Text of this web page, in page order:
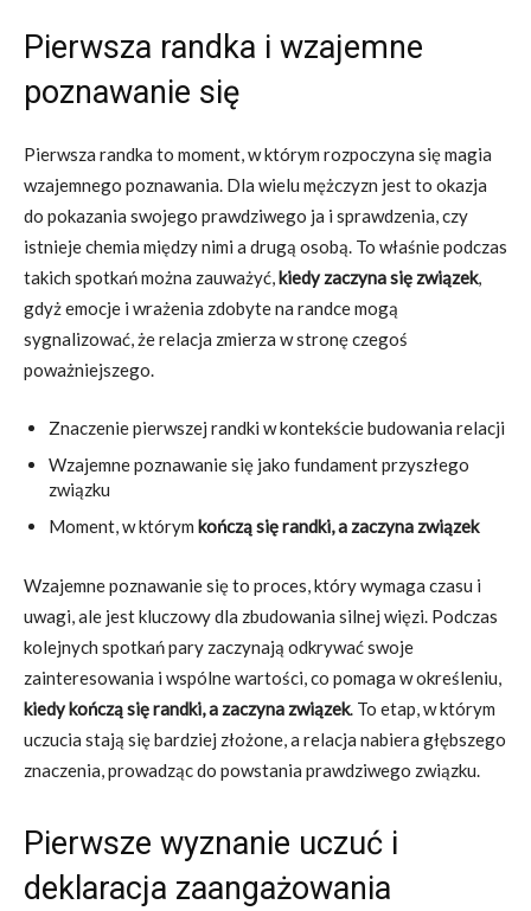
Pierwsza randka i wzajemne
poznawanie się
Pierwsza randka to moment, w którym rozpoczyna się magia
wzajemnego poznawania. Dla wielu mężczyzn jest to okazja
do pokazania swojego prawdziwego ja i sprawdzenia, czy
istnieje chemia między nimi a drugą osobą. To właśnie podczas
takich spotkań można zauważyć,kiedy zaczyna się związek,
gdyż emocje i wrażenia zdobyte na randce mogą
sygnalizować, że relacja zmierza w stronę czegoś
poważniejszego.
Znaczenie pierwszej randki w kontekście budowania relacji
Wzajemne poznawanie się jako fundament przyszłego
związku
Moment, w którym kończą się randki, a zaczyna związek
Wzajemne poznawanie się to proces, który wymaga czasu i
uwagi, ale jest kluczowy dla zbudowania silnej więzi. Podczas
kolejnych spotkań pary zaczynają odkrywać swoje
zainteresowania i wspólne wartości, co pomaga w określeniu,
kiedy kończą się randki, a zaczyna związek. To etap, w którym
uczucia stają się bardziej złożone, a relacja nabiera głębszego
znaczenia, prowadząc do powstania prawdziwego związku.
Pierwsze wyznanie uczuć i
deklaracja zaangażowania